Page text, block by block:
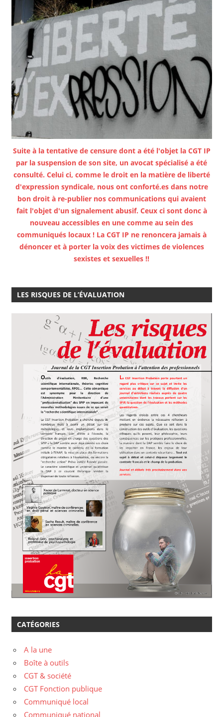
Suite à la tentative de censure dont a été l'objet la CGT IP
par la suspension de son site, un avocat spécialisé a été
consulté. Celui ci, comme le droit en la matière de liberté
d'expression syndicale, nous ont conforté.es dans notre
bon droit à re-publier nos communications qui avaient
fait l'objet d'un signalement abusif. Ceux ci sont donc à
nouveau accessibles en une comme au sein des
communiqués locaux ! La CGT IP ne renoncera jamais à
dénoncer et à porter la voix des victimes de violences
sexistes et sexuelles !!
LES RISQUES DE L’ÉVALUATION
CATÉGORIES
A la une
Boîte à outils
CGT & société
CGT Fonction publique
Communiqué local
Communiqué national